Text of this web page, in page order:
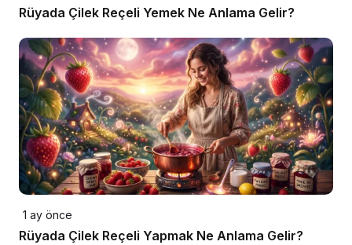
Rüyada Çilek Reçeli Yemek Ne Anlama Gelir?
1 ay önce
Rüyada Çilek Reçeli Yapmak Ne Anlama Gelir?